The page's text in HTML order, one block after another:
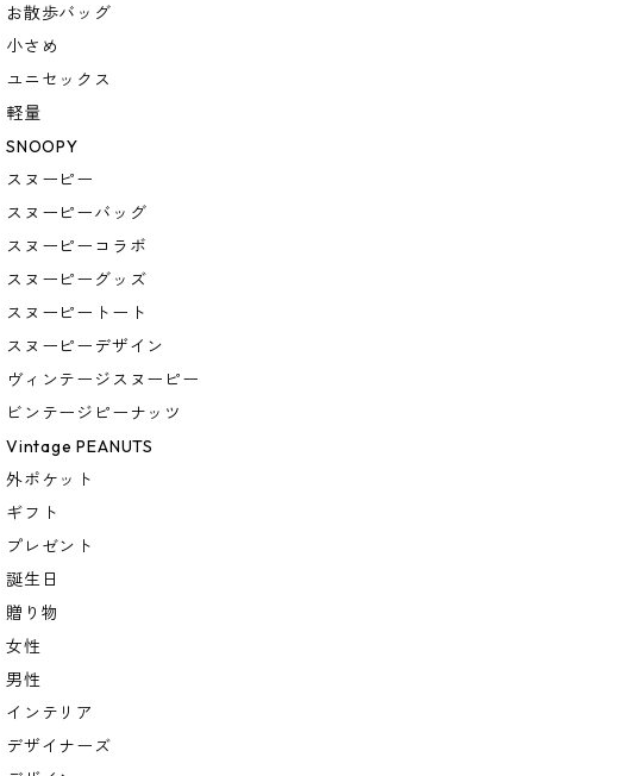
お散歩バッグ
小さめ
ユニセックス
軽量
SNOOPY
スヌーピー
スヌーピーバッグ
スヌーピーコラボ
スヌーピーグッズ
スヌーピートート
スヌーピーデザイン
ヴィンテージスヌーピー
ビンテージピーナッツ
Vintage PEANUTS
外ポケット
ギフト
プレゼント
誕生日
贈り物
女性
男性
インテリア
デザイナーズ